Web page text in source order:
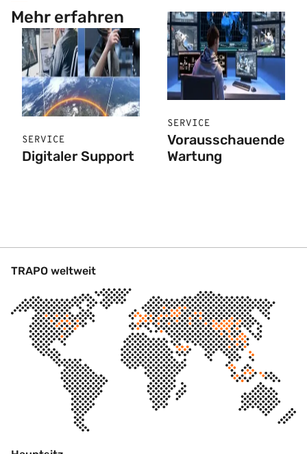
Mehr erfahren
SERVICE
Digitaler Support
SERVICE
Vorausschauende
Wartung
TRAPO weltweit